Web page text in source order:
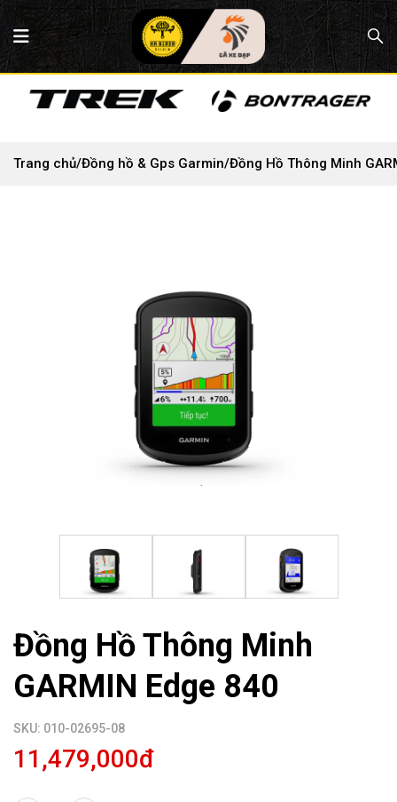
Trang chủ/Đồng hồ & Gps Garmin/Đồng Hồ Thông Minh
Đồng Hồ Thông Minh
GARMIN Edge 840
SKU: 010-02695-08
11,479,000đ